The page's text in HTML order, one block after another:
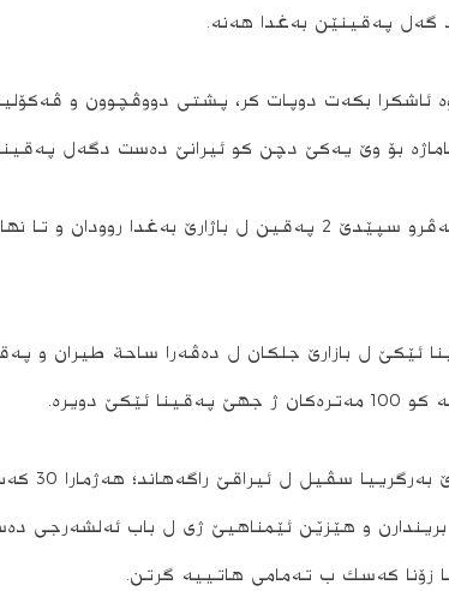
گه‌ل په‌قینێن به‌غدا هه‌نه‌.
ئاشكرا بكه‌ت دوپات كر، پشتى دووڤچوون و
بۆ وێ یه‌كێ دچن كو ئیرانێ دەست دگەل
ئێكێ ل بازارێ جلكان ل ده‌ڤه‌را ساحة طیران و
دویره‌.
لیوا كازم
دی ژی بریندارن و هێزێن ئێمناهیێ ژی ل باب ئه‌لشه‌رجی
زۆنا كه‌سك ب ته‌مامی هاتییه‌ گرتن.